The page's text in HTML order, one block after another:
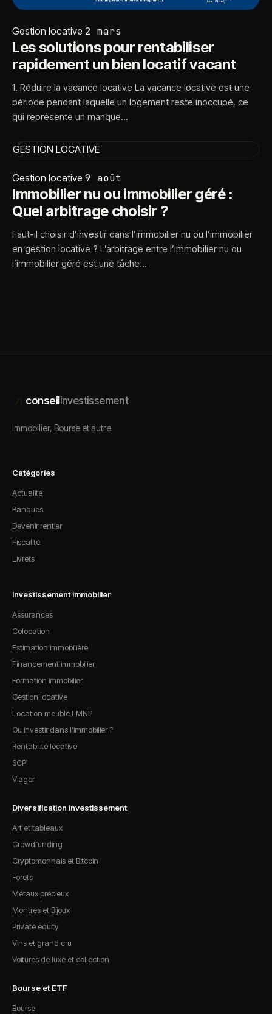
Gestion locative 2 mars
Les solutions pour rentabiliser
rapidement un bien locatif vacant
1. Réduire la vacance locative La vacance locative est une
période pendant laquelle un logement reste inoccupé, ce
qui représente un manque…
GESTION LOCATIVE
Gestion locative 9 août
Immobilier nu ou immobilier géré :
Quel arbitrage choisir ?
Faut-il choisir d’investir dans l’immobilier nu ou l’immobilier
en gestion locative ? L’arbitrage entre l’immobilier nu ou
l’immobilier géré est une tâche…
conseil investissement
Immobilier, Bourse et autre
Catégories
Actualité
Banques
Devenir rentier
Fiscalité
Livrets
Investissement immobilier
Assurances
Colocation
Estimation immobilière
Financement immobilier
Formation immobilier
Gestion locative
Location meublé LMNP
Ou investir dans l'immobilier ?
Rentabilité locative
SCPI
Viager
Diversification investissement
Art et tableaux
Crowdfunding
Cryptomonnais et Bitcoin
Forets
Métaux précieux
Montres et Bijoux
Private equity
Vins et grand cru
Voitures de luxe et collection
Bourse et ETF
Bourse